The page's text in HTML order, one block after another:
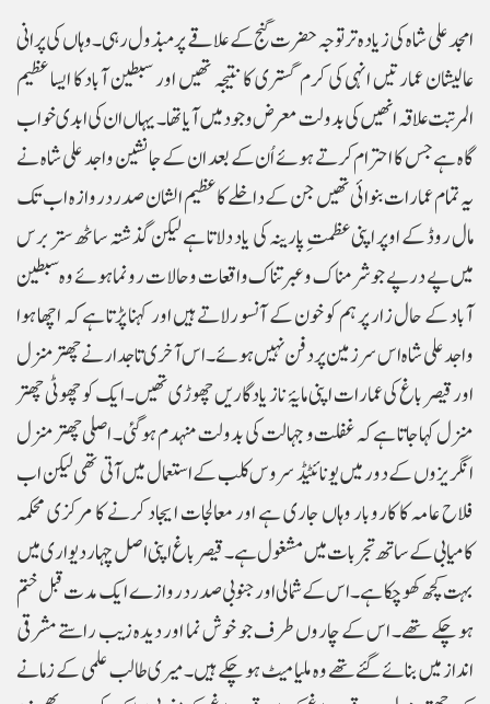
امجد علی شاہ کی زیادہ تر توجہ حضرت گنج کے علاقے پر مبذول رہی۔ وہاں کی پرانی
عالیشان عمارتیں انہی کی کرم گستری کا نتیجہ تھیں اور سبطین آباد کا ایسا عظیم
المرتبت علاقہ انھیں کی بدولت معرض وجود میں آیا تھا۔ یہاں ان کی ابدی خواب
گاہ ہے جس کا احترام کرتے ہوئے اُن کے بعد ان کے جانشین واجد علی شاہ نے
یہ تمام عمارات بنوائی تھیں جن کے داخلے کا عظیم الشان صدر دروازہ اب تک
مال روڈ کے اوپر اپنی عظمت ِ پارینہ کی یاد دلاتا ہے لیکن گذشتہ ساٹھ ستر برس
میں پے در پے جو شرمناک و عبرتناک واقعات و حالات رونما ہوئے وہ سبطین
آباد کے حال زار پر ہم کو خون کے آنسو رلاتے ہیں اور کہنا پڑتا ہے کہ اچھا ہوا
واجد علی شاہ اس سرزمین پر دفن نہیں ہوئے۔ اس آخری تاجدار نے چھتر منزل
اور قیصر باغ کی عمارات اپنی مایۂ ناز یادگاریں چھوڑی تھیں۔ ایک کو چھوٹی چھتر
منزل کہا جاتا ہے کہ غفلت و جہالت کی بدولت منہدم ہو گئی۔ اصلی چھتر منزل
انگریزوں کے دور میں یونائٹیڈ سروس کلب کے استعمال میں آتی تھی لیکن اب
فلاح عامہ کا کاروبار وہاں جاری ہے اور معالجات ایجاد کرنے کا مرکزی محکمہ
کامیابی کے ساتھ تجربات میں مشغول ہے۔ قیصر باغ اپنی اصل چہار دیواری میں
بہت کچھ کھو چکا ہے۔ اس کے شمالی اور جنوبی صدر دروازے ایک مدت قبل ختم
ہو چکے تھے۔ اس کے چاروں طرف جو خوش نما اور دیدہ زیب راستے مشرقی
انداز میں بنائے گئے تھے وہ ملیا میٹ ہو چکے ہیں۔ میری طالب علمی کے زمانے